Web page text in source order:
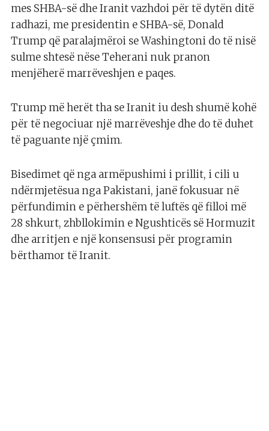
mes SHBA-së dhe Iranit vazhdoi për të dytën ditë
radhazi, me presidentin e SHBA-së, Donald
Trump që paralajmëroi se Washingtoni do të nisë
sulme shtesë nëse Teherani nuk pranon
menjëherë marrëveshjen e paqes.
Trump më herët tha se Iranit iu desh shumë kohë
për të negociuar një marrëveshje dhe do të duhet
të paguante një çmim.
Bisedimet që nga armëpushimi i prillit, i cili u
ndërmjetësua nga Pakistani, janë fokusuar në
përfundimin e përhershëm të luftës që filloi më
28 shkurt, zhbllokimin e Ngushticës së Hormuzit
dhe arritjen e një konsensusi për programin
bërthamor të Iranit.